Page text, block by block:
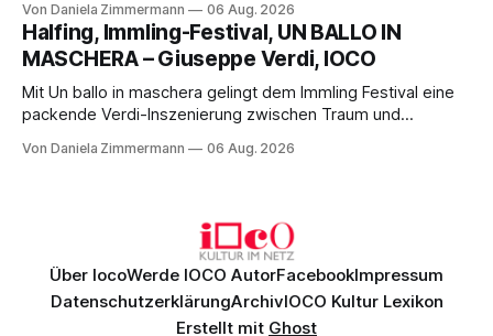
Aufführung mit starken Solisten und den Wiener
Philharmonikern, szenisch bleibt der zweite Akt jedoch
hinter den Erwartungen zurück.
Von Daniela Zimmermann 06 Aug. 2026
Halfing, Immling-Festival, UN BALLO IN
MASCHERA – Giuseppe Verdi, IOCO
Mit Un ballo in maschera gelingt dem Immling Festival eine
packende Verdi-Inszenierung zwischen Traum und
psychologische Tiefe mit starken Bildern, getragen von
Von Daniela Zimmermann 06 Aug. 2026
Über IocoWerde IOCO AutorFacebookImpressum
DatenschutzerklärungArchivIOCO Kultur Lexikon
Erstellt mit Ghost